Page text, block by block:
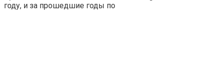
году, и за прошедшие годы по